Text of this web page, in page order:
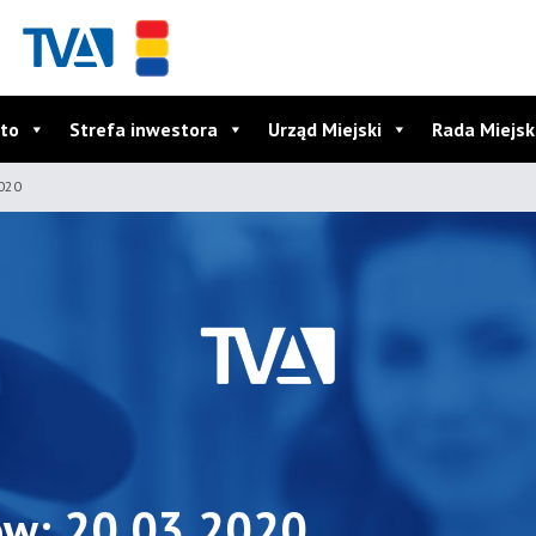
Strefa inwestora Urząd Miejski Rada